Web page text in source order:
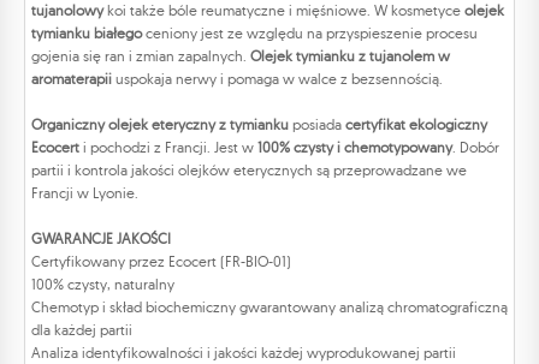
tujanolowykoi także bóle reumatyczne i mięśniowe. W kosmetyce olejek
tymianku białegoceniony jest ze względu na przyspieszenie procesu
gojenia się ran i zmian zapalnych. Olejek tymianku z tujanolem w
aromaterapii uspokaja nerwy i pomaga w walce z bezsennością.
Organiczny olejek eteryczny z tymianku posiada certyfikat ekologiczny
Ecocert i pochodzi z Francji. Jest w 100% czysty i chemotypowany. Dobór
partii i kontrola jakości olejków eterycznych są przeprowadzane we
Francji w Lyonie.
GWARANCJE JAKOŚCI
Certyfikowany przez Ecocert (FR-BIO-01)
100% czysty, naturalny
Chemotyp i skład biochemiczny gwarantowany analizą chromatograficzną
dla każdej partii
Analiza identyfikowalności i jakości każdej wyprodukowanej partii